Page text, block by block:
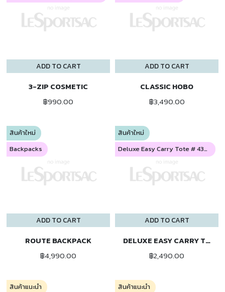
ADD TO CART
3-ZIP COSMETIC
฿990.00
ADD TO CART
CLASSIC HOBO
฿3,490.00
ADD TO CART
สินค้าใหม่
Backpacks
ROUTE BACKPACK
฿4,990.00
ADD TO CART
สินค้าใหม่
Deluxe Easy Carry Tote # 4360
DELUXE EASY CARRY TOTE
฿2,490.00
สินค้าแนะนำ
สินค้าแนะนำ